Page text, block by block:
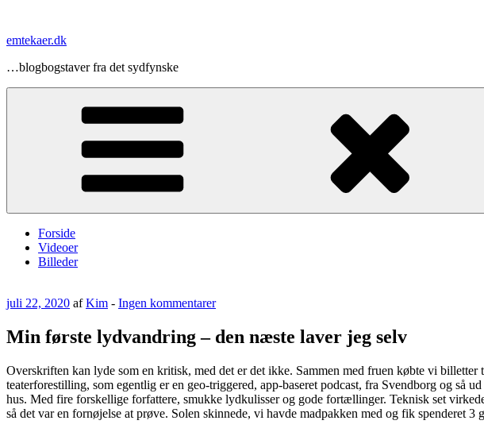
indhold
emtekaer.dk
…blogbogstaver fra det sydfynske
Forside
Videoer
Billeder
Udgivet
juli 22, 2020 afKim - Ingen kommentarertil
første
lydvandring
den
næste
laver
jeg
Min første lydvandring – den næste laver jeg selv
Overskriften kan lyde som en kritisk, med det er det ikke. Sammen med fruen købte vi billetter
teaterforestilling, som egentlig er en geo-triggered, app-baseret podcast, fra Svendborg og så
hus. Med fire forskellige forfattere, smukke lydkulisser og gode fortællinger. Teknisk set
så det var en fornøjelse at prøve. Solen skinnede, vi havde madpakken med og fik spenderet 3